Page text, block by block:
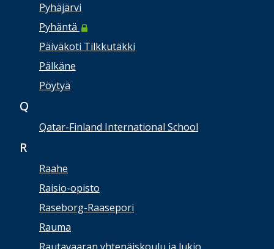
Pyhäjärvi
Pyhäntä
Päiväkoti Tilkkutäkki
Pälkäne
Pöytyä
Q
Qatar-Finland International School
R
Raahe
Raisio-opisto
Raseborg-Raasepori
Rauma